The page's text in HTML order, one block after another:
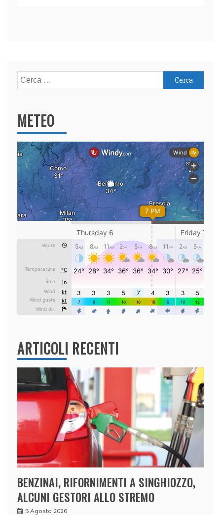
Ricerca
per:
METEO
ARTICOLI RECENTI
BENZINAI, RIFORNIMENTI A SINGHIOZZO,
ALCUNI GESTORI ALLO STREMO
5 Agosto 2026